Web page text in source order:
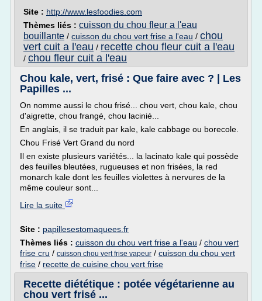
Site : http://www.lesfoodies.com
Thèmes liés : cuisson du chou fleur a l'eau
bouillante / cuisson du chou vert frise a l'eau / chou
vert cuit a l'eau / recette chou fleur cuit a l'eau
/ chou fleur cuit a l'eau
Chou kale, vert, frisé : Que faire avec ? | Les
Papilles ...
On nomme aussi le chou frisé... chou vert, chou kale, chou
d'aigrette, chou frangé, chou lacinié...
En anglais, il se traduit par kale, kale cabbage ou borecole.
Chou Frisé Vert Grand du nord
Il en existe plusieurs variétés... la lacinato kale qui possède
des feuilles bleutées, rugueuses et non frisées, la red
monarch kale dont les feuilles violettes à nervures de la
même couleur sont...
Lire la suite
Site : papillesestomaquees.fr
Thèmes liés : cuisson du chou vert frise a l'eau / chou vert
frise cru / cuisson chou vert frise vapeur / cuisson du chou vert
frise / recette de cuisine chou vert frise
Recette diététique : potée végétarienne au
chou vert frisé ...